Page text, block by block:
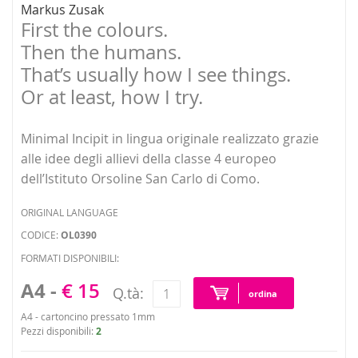
Markus Zusak
First the colours.
Then the humans.
That’s usually how I see things.
Or at least, how I try.
Minimal Incipit in lingua originale realizzato grazie
alle idee degli allievi della classe 4 europeo
dell’Istituto Orsoline San Carlo di Como.
ORIGINAL LANGUAGE
CODICE: OL0390
FORMATI DISPONIBILI:
A4 - € 15 Q.tà: ordina
A4 - cartoncino pressato 1mm
Pezzi disponibili: 2